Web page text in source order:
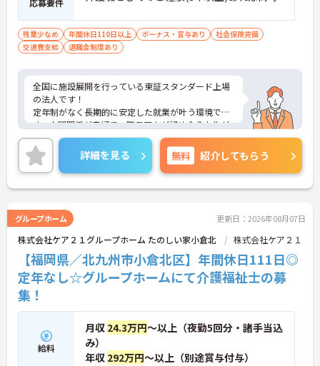
応募要件
残業少なめ 年間休日110日以上 ボーナス・賞与あり
社会保険完備
交通費支給
退職金制度あり
全国に施設展開を行っている東証スタンダード上場
の法人です！
定年制がなく長期的に安定した就業が叶う環境で
す。人間関係が良好で、職員同士が認め合う文化が
根付いています。
ご興味のある方には、面接対策ポイントなど、さら
に詳細をご案内しますのでお気軽にご相談くださ
い！
詳細を見る 無料 紹介してもらう
グループホーム 更新日：2026年08月07日
株式会社ケア２１グループホーム たのしい家小倉北 株式会社ケア２１
【福岡県／北九州市小倉北区】年間休日111日◎
定年なし☆グループホームにて介護福祉士の募
集！
給料
月収 24.3万円～以上（夜勤5回分・諸手当込
み）
年収 292万円～以上（別途賞与付与）